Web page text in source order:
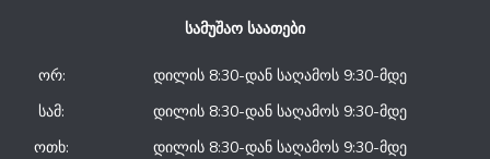
სამუშაო საათები
ორ:
დილის 8:30-დან საღამოს 9:30-მდე
სამ:
დილის 8:30-დან საღამოს 9:30-მდე
ოთხ:
დილის 8:30-დან საღამოს 9:30-მდე